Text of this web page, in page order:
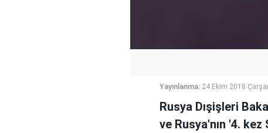
Yayınlanma: 24 Ekim 2018
Rusya Dışişleri
ve Rusya'nın '4. kez